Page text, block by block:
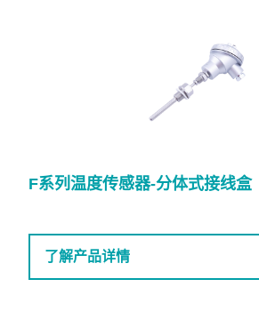
F系列温度传感器-分体式接线盒
了解产品详情